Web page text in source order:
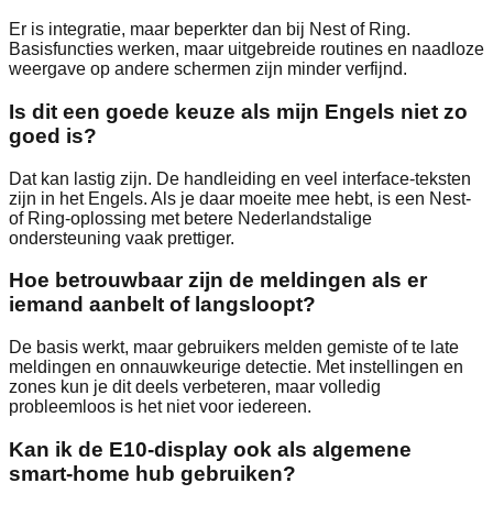
Er is integratie, maar beperkter dan bij Nest of Ring.
Basisfuncties werken, maar uitgebreide routines en naadloze
weergave op andere schermen zijn minder verfijnd.
Is dit een goede keuze als mijn Engels niet zo
goed is?
Dat kan lastig zijn. De handleiding en veel interface‑teksten
zijn in het Engels. Als je daar moeite mee hebt, is een Nest‑
of Ring‑oplossing met betere Nederlandstalige
ondersteuning vaak prettiger.
Hoe betrouwbaar zijn de meldingen als er
iemand aanbelt of langsloopt?
De basis werkt, maar gebruikers melden gemiste of te late
meldingen en onnauwkeurige detectie. Met instellingen en
zones kun je dit deels verbeteren, maar volledig
probleemloos is het niet voor iedereen.
Kan ik de E10‑display ook als algemene
smart‑home hub gebruiken?